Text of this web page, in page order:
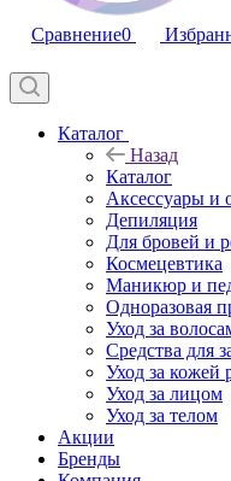
Сравнение0
Каталог
Назад
Каталог
Аксессуары и
Депиляция
Для бровей и
Космецевтика
Маникюр и
Одноразовая
Уход за
Средства для
Уход за кожей
Уход за лицом
Уход за телом
Акции
Бренды